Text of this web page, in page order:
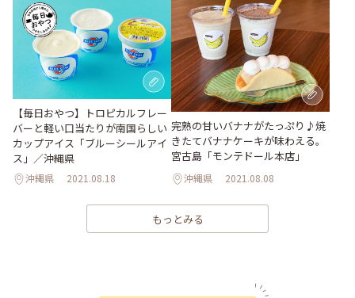
【毎日おやつ】トロピカルフレー
バーと軽い口当たりが南国らしい
カップアイス「ブルーシールアイ
ス」／沖縄県
沖縄県 2021.08.18
完熟の甘いバナナがたっぷり♪焼
きたてバナナケーキが味わえる。
宮古島「モンテドール本店」
沖縄県 2021.08.08
もっとみる